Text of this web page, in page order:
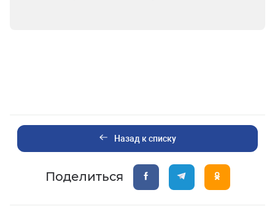
Назад к списку
Поделиться